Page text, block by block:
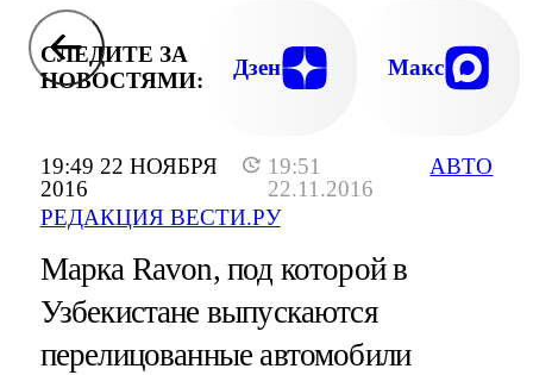
19:49 22 НОЯБРЯ
2016
19:51
22.11.2016
РЕДАКЦИЯ ВЕСТИ.РУ
АВТО
СЛЕДИТЕ ЗА
НОВОСТЯМИ:
Дзен Макс
Марка Ravon, под которой в
Узбекистане выпускаются
перелицованные автомобили